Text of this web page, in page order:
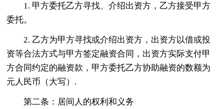
1. 甲方委托乙方寻找、介绍出资方，乙方接受甲方
委托。
2. 乙方为甲方寻找或介绍出资方，出资方以借或投
资等合法方式与甲方签定融资合同，出资方实际支付甲
方合同约定的融资款，甲方委托乙方协助融资的数额为
元人民币（大写）.
第二条：居间人的权利和义务